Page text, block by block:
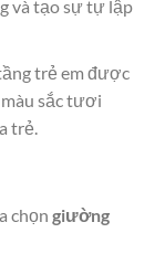
và tạo sự tự lập
trẻ em được
sắc tươi
trẻ.
chọn giường